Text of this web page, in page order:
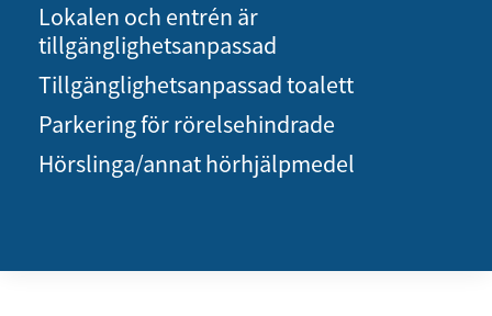
Lokalen och entrén är
tillgänglighetsanpassad
Tillgänglighetsanpassad toalett
Parkering för rörelsehindrade
Hörslinga/annat hörhjälpmedel